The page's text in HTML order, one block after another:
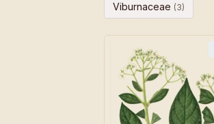
Viburnaceae (3)